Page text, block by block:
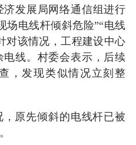
发展局网络通信组进行
场电线杆倾斜危险”“电线
对该情况，工程建设中心
线。村委会表示，后续
，发现类似情况立刻整
原先倾斜的电线杆已被